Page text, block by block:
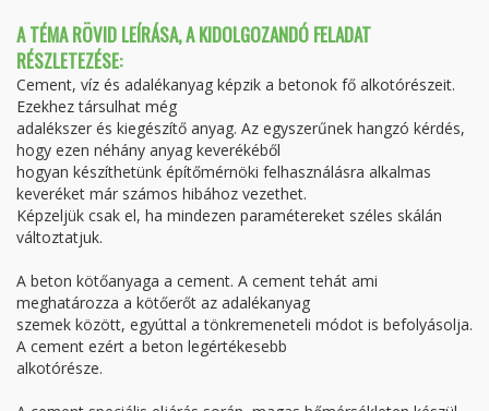
A TÉMA RÖVID LEÍRÁSA, A KIDOLGOZANDÓ FELADAT
RÉSZLETEZÉSE:
Cement, víz és adalékanyag képzik a betonok fő alkotórészeit.
Ezekhez társulhat még
adalékszer és kiegészítő anyag. Az egyszerűnek hangzó kérdés,
hogy ezen néhány anyag keverékéből
hogyan készíthetünk építőmérnöki felhasználásra alkalmas
keveréket már számos hibához vezethet.
Képzeljük csak el, ha mindezen paramétereket széles skálán
változtatjuk.
A beton kötőanyaga a cement. A cement tehát ami
meghatározza a kötőerőt az adalékanyag
szemek között, egyúttal a tönkremeneteli módot is befolyásolja.
A cement ezért a beton legértékesebb
alkotórésze.